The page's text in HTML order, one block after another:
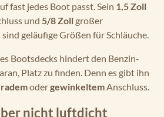
fast jedes Boot passt. Sein 1,5 Zoll
und 5/8 Zoll großer
geläufige Größen für Schläuche.
Bootsdecks hindert den Benzin-
Platz zu finden. Denn es gibt ihn
odergewinkeltemAnschluss.
nicht luftdicht